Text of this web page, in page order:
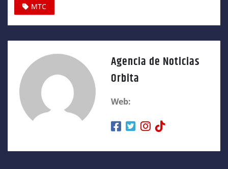
MTC
Agencia de Noticias
Orbita
Web: